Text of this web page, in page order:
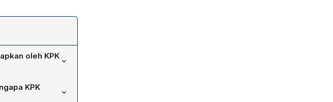
oleh KPK
Toraja,
tersebut telah
KPK